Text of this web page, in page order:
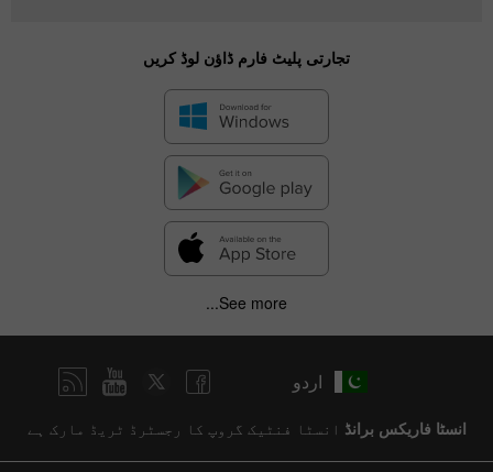
تجارتی پلیٹ فارم ڈاؤن لوڈ کریں
See more...
اردو
انسٹا فاریکس برانڈ انسٹا فنٹیک گروپ کا رجسٹرڈ ٹریڈ مارک ہے